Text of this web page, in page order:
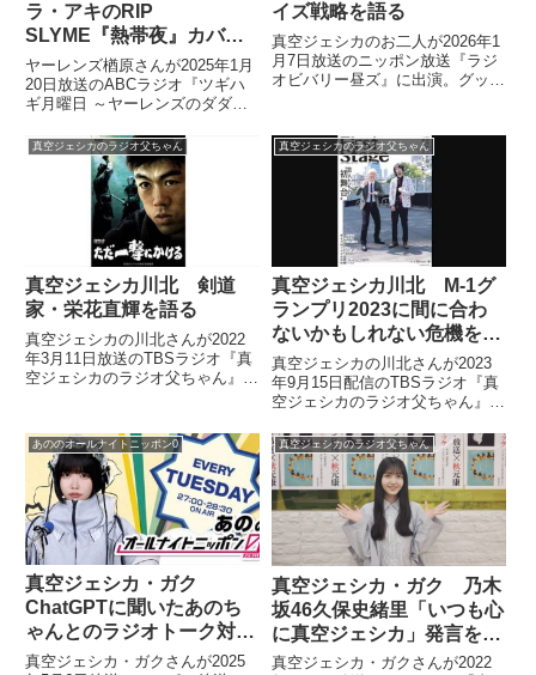
ラ・アキのRIP
SLYME『熱帯夜』カバー
を語る
ヤーレンズ楢原さんが2025年1月
20日放送のABCラジオ『ツギハ
ギ月曜日 ～ヤーレンズのダダダ
さんがかつて、フェスで披露した
RIP SLYME『熱帯夜』カバーに
ついて話していました。
イズ戦略を語る
真空ジェシカのお二人が2026年1
月7日放送のニッポン放送『ラジ
オビバリー昼ズ』に出演。グッズ
真空ジェシカのラジオ父ちゃん
真空ジェシカ川北 剣道
家・栄花直輝を語る
真空ジェシカの川北さんが2022
年3月11日放送のTBSラジオ『真
空ジェシカのラジオ父ちゃん』の
ら受けた影響について話していま
した。
真空ジェシカのラジオ父ちゃん
真空ジェシカ川北 M-1グ
ランプリ2023に間に合わ
ないかもしれない危機を語
る
真空ジェシカの川北さんが2023
年9月15日配信のTBSラジオ『真
空ジェシカのラジオ父ちゃん』の
っと間に合わないかもしれない」
と現在、危機的な状況に陥ってい
ることを打ち明けていました。
あののオールナイトニッポン0
真空ジェシカ・ガク
ChatGPTに聞いたあのち
ゃんとのラジオトーク対策
を語る
真空ジェシカ・ガクさんが2025
真空ジェシカのラジオ父ちゃん
真空ジェシカ・ガク 乃木
坂46久保史緒里「いつも心
に真空ジェシカ」発言を語
る
真空ジェシカ・ガクさんが2022